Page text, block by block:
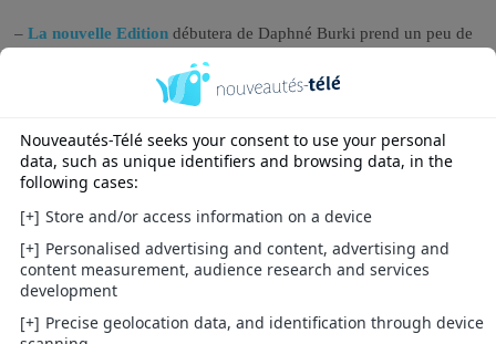
– La nouvelle Edition débutera de Daphné Burki prend un peu de
Nicolas Domenach, Ariel Wizman et Thomas Seraphine
–L’effet papillon en crypté, mode payant pour Daphné Roulier.
Son magazine aura des prime time spéciaux.
–L’album de la semaine de Stéphane Saunier
évolue : déclinée
–Antoine de Caunes
sera au rendez vous avec au programme Fred Testot ou encore